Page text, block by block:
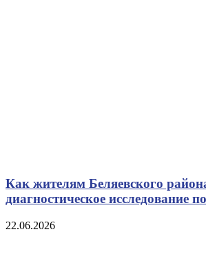
Как жителям Беляевского
диагностическое исследование
22.06.2026